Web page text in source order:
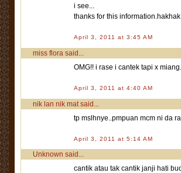
i see...
thanks for this information.hakhak
April 3, 2011 at 3:45 AM
miss flora said...
OMG!! i rase i cantek tapi x
April 3, 2011 at 4:40 AM
nik lan nik mat said...
tp mslhnye..pmpuan mcm ni da
April 3, 2011 at 5:14 AM
Unknown said...
cantik atau tak cantik janji hati